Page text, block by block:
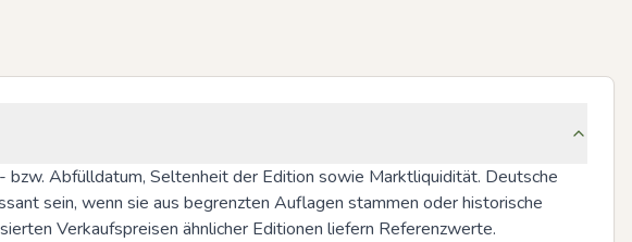
Abfülldatum, Seltenheit der Edition sowie Marktliquidität. Deutsche
sein, wenn sie aus begrenzten Auflagen stammen oder historische
Verkaufspreisen ähnlicher Editionen liefern Referenzwerte.